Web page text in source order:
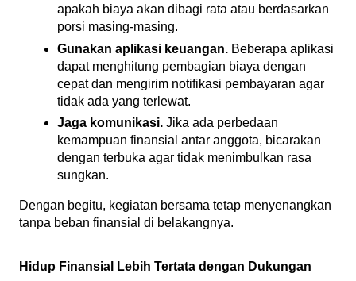
apakah biaya akan dibagi rata atau berdasarkan
porsi masing-masing.
Gunakan aplikasi keuangan. Beberapa aplikasi
dapat menghitung pembagian biaya dengan
cepat dan mengirim notifikasi pembayaran agar
tidak ada yang terlewat.
Jaga komunikasi. Jika ada perbedaan
kemampuan finansial antar anggota, bicarakan
dengan terbuka agar tidak menimbulkan rasa
sungkan.
Dengan begitu, kegiatan bersama tetap menyenangkan
tanpa beban finansial di belakangnya.
Hidup Finansial Lebih Tertata dengan Dukungan